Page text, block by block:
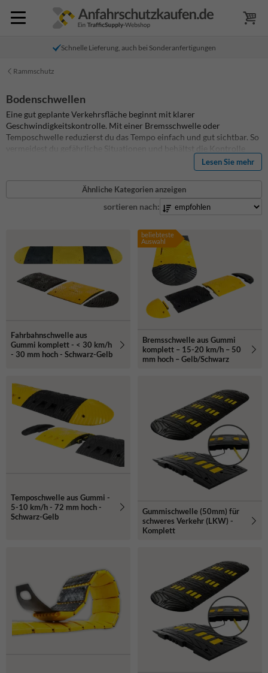
Schnelle Lieferung, auch bei Sonderanfertigungen
Rammschutz
Bodenschwellen
Eine gut geplante Verkehrsfläche beginnt mit klarer
Geschwindigkeitskontrolle. Mit einer Bremsschwelle oder
Temposchwelle reduzierst du das Tempo einfach und gut sichtbar. So
vermeidest du gefährliche Situationen und behältst die Kontrolle
Auf dieser Seite findest du
Bremsschwellen aus Gummi in verschiedenen Höhen und für
unterschiedliche Geschwindigkeiten. Sie eignen sich für den
dauerhaften Einsatz und halten auch starker Belastung stand. Ob Pkw
oder Lkw – du wählst immer eine Ausführung, die zur Achslast und
stellst du die Fahrbahnschwelle in der passenden Breite zusammen.
Mittelstücke und Endstücke greifen sauber ineinander und bilden
eine stabile Einheit.
Möchtest du eine Bremsschwelle kaufen, die das Fahrverhalten
sofort beeinflusst? Sieh dir das Sortiment an und wähle die Lösung,
die zu deinem Gelände passt.
Lesen Sie mehr
Ähnliche Kategorien anzeigen
sortieren nach:
Fahrbahnschwelle aus
Gummi komplett - < 30 km/h
- 30 mm hoch - Schwarz-Gelb
beliebteste
Auswahl
Bremsschwelle aus Gummi
komplett – 15-20 km/h – 50
mm hoch – Gelb/Schwarz
Temposchwelle aus Gummi -
5-10 km/h - 72 mm hoch -
Schwarz-Gelb
Gummischwelle (50mm) für
schweres Verkehr (LKW) -
Komplett